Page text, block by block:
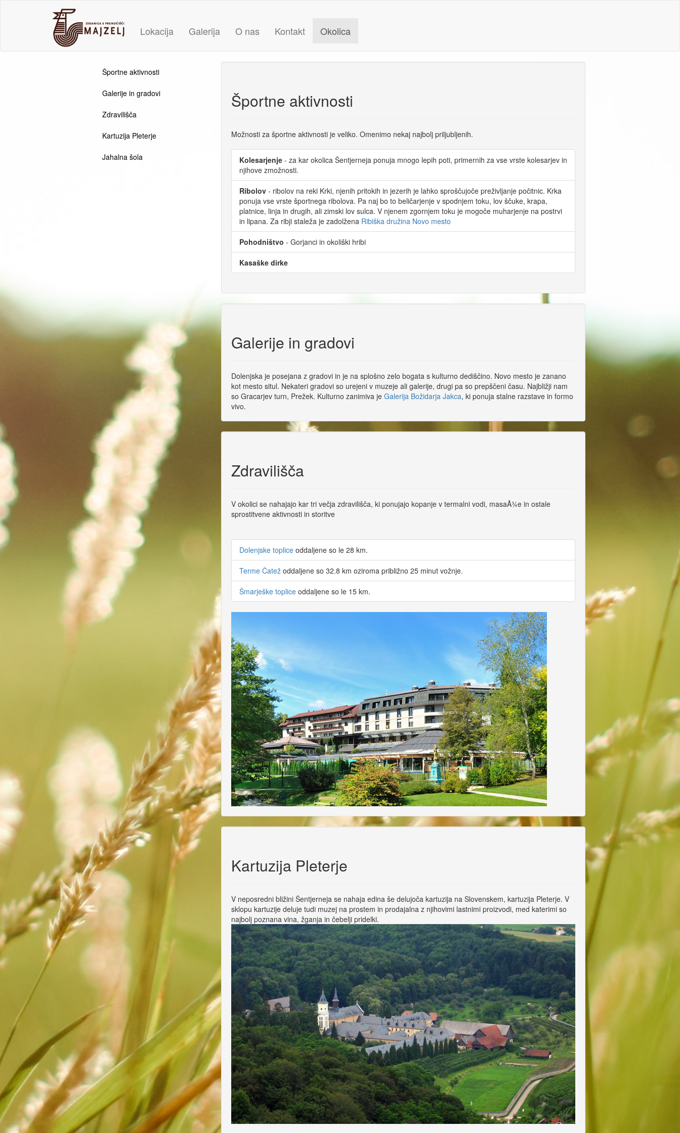
Lokacija Galerija O nas Kontakt Okolica
Športne aktivnosti
Galerije in gradovi
Zdravilišča
Kartuzija Pleterje
Jahalna šola
Športne aktivnosti
Možnosti za športne aktivnosti je veliko. Omenimo nekaj najbolj priljubljenih.
Kolesarjenje - za kar okolica Šentjerneja ponuja mnogo lepih poti, primernih za vse vrste kolesarjev in
njihove zmožnosti.
Ribolov - ribolov na reki Krki, njenih pritokih in jezerih je lahko sproščujoče preživljanje počitnic. Krka
ponuja vse vrste športnega ribolova. Pa naj bo to beličarjenje v spodnjem toku, lov ščuke, krapa,
platnice, linja in drugih, ali zimski lov sulca. V njenem zgornjem toku je mogoče muharjenje na postrvi
in lipana. Za ribji staleža je zadolžena Ribiška družina Novo mesto
Pohodništvo - Gorjanci in okoliški hribi
Kasaške dirke
Galerije in gradovi
Dolenjska je posejana z gradovi in je na splošno zelo bogata s kulturno dediščino. Novo mesto je zanano
kot mesto situl. Nekateri gradovi so urejeni v muzeje ali galerije, drugi pa so prepščeni času. Najbližji nam
so Gracarjev turn, Prežek. Kulturno zanimiva je Galerija Božidarja Jakca, ki ponuja stalne razstave in formo
vivo.
Zdravilišča
V okolici se nahajajo kar tri večja zdravilišča, ki ponujajo kopanje v termalni vodi, masaÅ¾e in ostale
sprostitvene aktivnosti in storitve
Dolenjske toplice oddaljene so le 28 km.
Terme Čatež oddaljene so 32.8 km oziroma približno 25 minut vožnje.
Šmarješke toplice oddaljene so le 15 km.
Kartuzija Pleterje
V neposredni bližini Šentjerneja se nahaja edina še delujoča kartuzija na Slovenskem, kartuzija Pleterje. V
sklopu kartuzije deluje tudi muzej na prostem in prodajalna z njihovimi lastnimi proizvodi, med katerimi so
najbolj poznana vina, žganja in čebelji pridelki.